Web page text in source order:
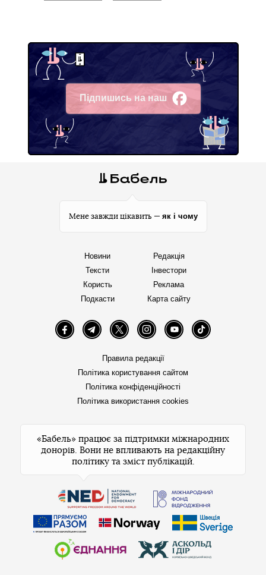
Підпишись на наш
Facebook
Мене завжди цікавить — як і чому
Новини
Тексти
Користь
Подкасти
Редакція
Інвестори
Реклама
Карта сайту
FacebookTelegramTwitter InstagramYouTube TikTok
Правила редакції
Політика користування сайтом
Політика конфіденційності
Політика використання cookies
«Бабель» працює за підтримки міжнародних
донорів. Вони не впливають на редакційну
політику та зміст публікацій.